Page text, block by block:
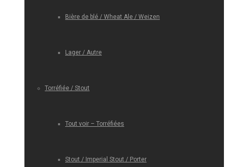
Bière de blé / Wheat Ale / Weizen
Lager / Autre
Torréfiée / Stout
Tout voir – Torréfiées
Stout / Imperial Stout / Porter